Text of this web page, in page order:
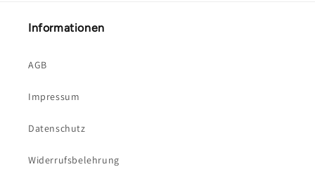
Informationen
AGB
Impressum
Datenschutz
Widerrufsbelehrung